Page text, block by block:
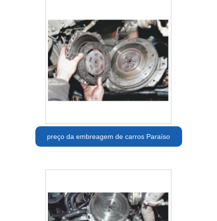
preço da embreagem de carros Paraíso